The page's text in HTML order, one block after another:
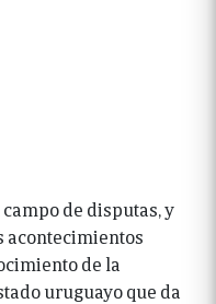
de disputas, y
acontecimientos
de la
uruguayo que da